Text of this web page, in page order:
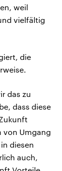
weil
vielfältig
die
das zu
dass diese
von Umgang
diesen
auch,